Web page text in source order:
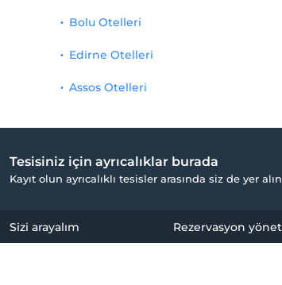
Bolu Otelleri
Edirne Otelleri
Assos Otelleri
Tesisiniz için ayrıcalıklar burada
Kayıt olun ayrıcalıklı tesisler arasında siz de yer alın
Sizi arayalım Rezervasyon yönet